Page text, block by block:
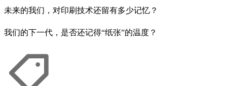
未来的我们，对印刷技术还留有多少记忆？
我们的下一代，是否还记得“纸张”的温度？